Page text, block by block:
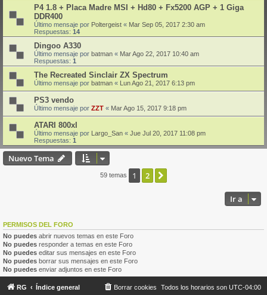
P4 1.8 + Placa Madre MSI + Hd80 + Fx5200 AGP + 1 Giga
DDR400
Último mensaje por Poltergeist « Mar Sep 05, 2017 2:30 am
Respuestas: 14
Dingoo A330
Último mensaje por batman « Mar Ago 22, 2017 10:40 am
Respuestas: 1
The Recreated Sinclair ZX Spectrum
Último mensaje por batman « Lun Ago 21, 2017 6:13 pm
PS3 vendo
Último mensaje por ZZT « Mar Ago 15, 2017 9:18 pm
ATARI 800xl
Último mensaje por Largo_San « Jue Jul 20, 2017 11:08 pm
Respuestas: 1
Nuevo Tema
59 temas 1 2
Ir a
PERMISOS DEL FORO
No puedes abrir nuevos temas en este Foro
No puedes responder a temas en este Foro
No puedes editar sus mensajes en este Foro
No puedes borrar sus mensajes en este Foro
No puedes enviar adjuntos en este Foro
RG Índice general Todos los horarios son UTC-04:00
Borrar cookies